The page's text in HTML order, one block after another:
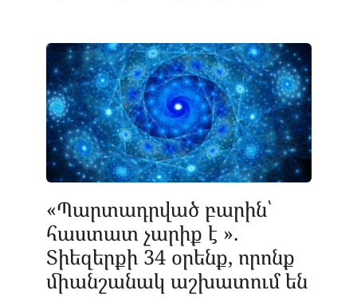
«Պարտադրված բարին՝
հաստատ չարիք է ».
Տիեզերքի 34 օրենք, որոնք
միանշանակ աշխատում են